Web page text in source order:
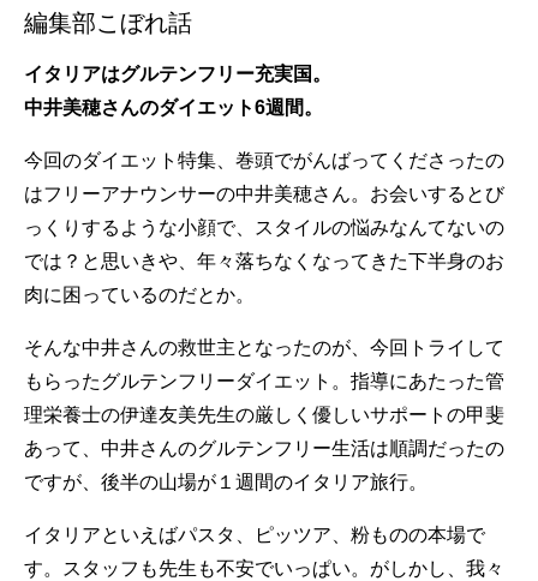
編集部こぼれ話
イタリアはグルテンフリー充実国。
中井美穂さんのダイエット6週間。
今回のダイエット特集、巻頭でがんばってくださったの
はフリーアナウンサーの中井美穂さん。お会いするとび
っくりするような小顔で、スタイルの悩みなんてないの
では？と思いきや、年々落ちなくなってきた下半身のお
肉に困っているのだとか。
そんな中井さんの救世主となったのが、今回トライして
もらったグルテンフリーダイエット。指導にあたった管
理栄養士の伊達友美先生の厳しく優しいサポートの甲斐
あって、中井さんのグルテンフリー生活は順調だったの
ですが、後半の山場が１週間のイタリア旅行。
イタリアといえばパスタ、ピッツア、粉ものの本場で
す。スタッフも先生も不安でいっぱい。がしかし、我々